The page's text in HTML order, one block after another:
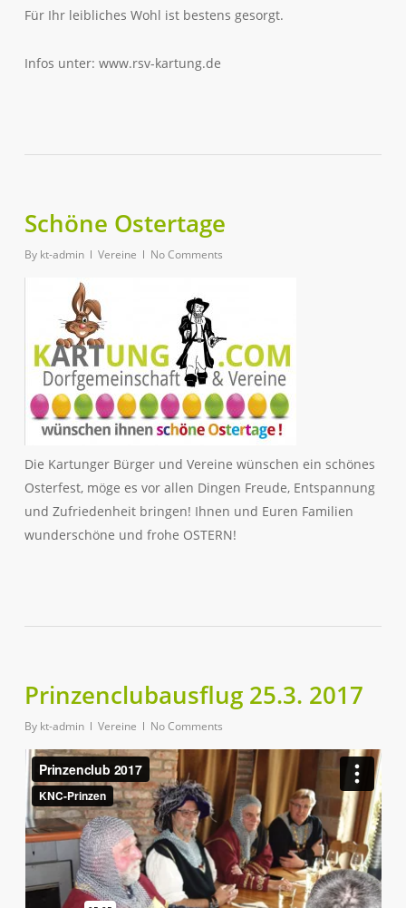
Für Ihr leibliches Wohl ist bestens gesorgt.
Infos unter: www.rsv-kartung.de
Schöne Ostertage
By kt-admin Vereine No Comments
Die Kartunger Bürger und Vereine wünschen ein schönes
Osterfest, möge es vor allen Dingen Freude, Entspannung
und Zufriedenheit bringen! Ihnen und Euren Familien
wunderschöne und frohe OSTERN!
Prinzenclubausflug 25.3. 2017
By kt-admin Vereine No Comments